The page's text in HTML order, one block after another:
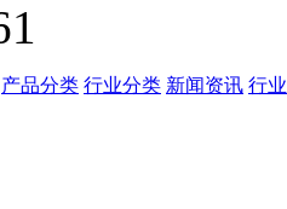
产品分类 行业分类 新闻资讯 行